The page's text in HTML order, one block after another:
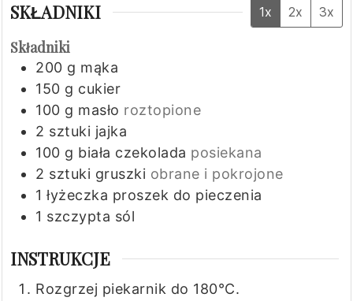
SKŁADNIKI 1x 2x 3x
Składniki
200 g mąka
150 g cukier
100 g masło roztopione
2 sztuki jajka
100 g biała czekolada posiekana
2 sztuki gruszki obrane i pokrojone
1 łyżeczka proszek do pieczenia
1 szczypta sól
INSTRUKCJE
Rozgrzej piekarnik do 180°C.